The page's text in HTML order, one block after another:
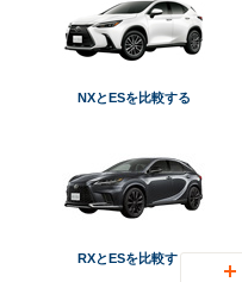
NXとESを比較する
RXとESを比較する